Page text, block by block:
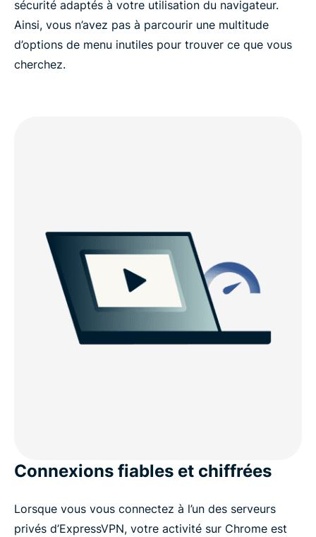
sécurité adaptés à votre utilisation du navigateur.
Ainsi, vous n’avez pas à parcourir une multitude
d’options de menu inutiles pour trouver ce que vous
cherchez.
Connexions fiables et chiffrées
Lorsque vous vous connectez à l’un des serveurs
privés d’ExpressVPN, votre activité sur Chrome est